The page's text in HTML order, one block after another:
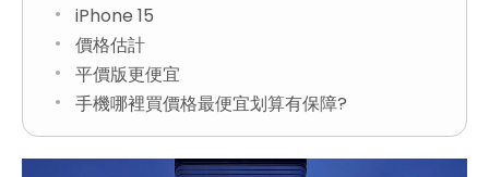
iPhone 15
價格估計
平價版更便宜
手機哪裡買價格最便宜划算有保障?